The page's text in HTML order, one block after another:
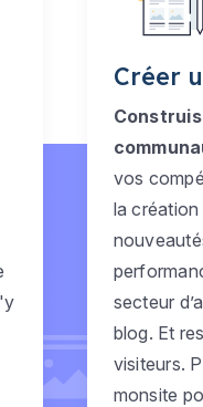
Créer
vos
la
secteur
blog. Et
visiteurs.
monsite